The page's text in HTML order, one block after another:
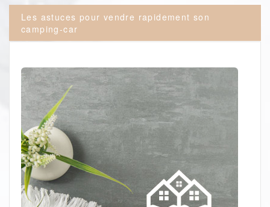
Les astuces pour vendre rapidement son
camping-car